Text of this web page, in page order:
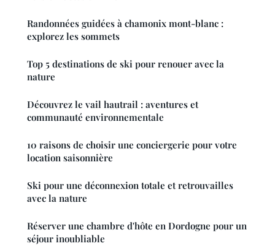
Randonnées guidées à chamonix mont-blanc :
explorez les sommets
Top 5 destinations de ski pour renouer avec la
nature
Découvrez le vail hautrail : aventures et
communauté environnementale
10 raisons de choisir une conciergerie pour votre
location saisonnière
Ski pour une déconnexion totale et retrouvailles
avec la nature
Réserver une chambre d'hôte en Dordogne pour un
séjour inoubliable